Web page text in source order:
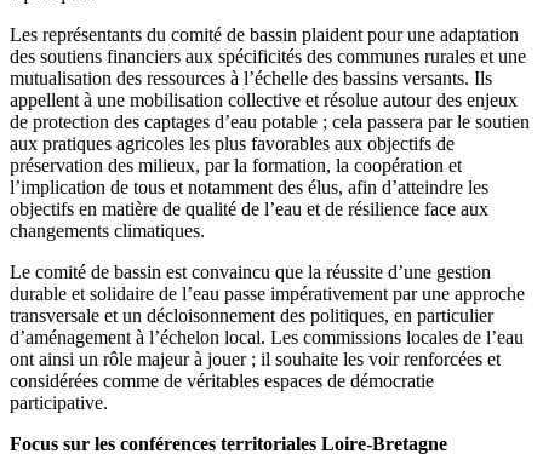
Les représentants du comité de bassin plaident pour une adaptation
des soutiens financiers aux spécificités des communes rurales et une
mutualisation des ressources à l’échelle des bassins versants. Ils
appellent à une mobilisation collective et résolue autour des enjeux
de protection des captages d’eau potable ; cela passera par le soutien
aux pratiques agricoles les plus favorables aux objectifs de
préservation des milieux, par la formation, la coopération et
l’implication de tous et notamment des élus, afin d’atteindre les
objectifs en matière de qualité de l’eau et de résilience face aux
changements climatiques.
Le comité de bassin est convaincu que la réussite d’une gestion
durable et solidaire de l’eau passe impérativement par une approche
transversale et un décloisonnement des politiques, en particulier
d’aménagement à l’échelon local. Les commissions locales de l’eau
ont ainsi un rôle majeur à jouer ; il souhaite les voir renforcées et
considérées comme de véritables espaces de démocratie
participative.
Focus sur les conférences territoriales Loire-Bretagne